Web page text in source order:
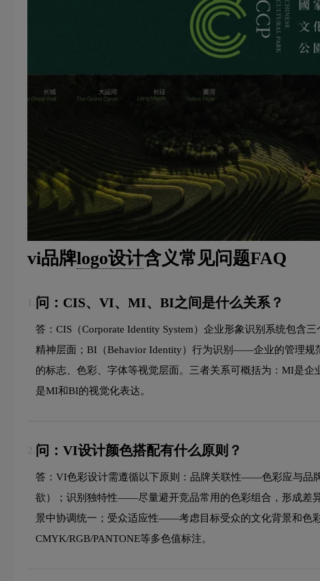
vi品牌logo设计含义常见问题FAQ
问：CIS、VI、MI、BI之间是什么关系？
答：CIS（Corporate Identity System）企业形象识别系统包
精神层面；BI（Behavior Identity）行为识别——企业的管理
的标志、色彩、字体等视觉层面。三者关系可概括为：MI是
是MI和BI的视觉化表达。
2. 问：VI设计颜色搭配有什么原则？
答：VI色彩设计需遵循以下原则：品牌关联性——色彩应与品
欲）；识别独特性——尽量避开竞品常用的色彩组合，形成差
景中协调统一；受众适应性——考虑目标受众的文化背景和色
CMYK/RGB/PANTONE等多色值标注。